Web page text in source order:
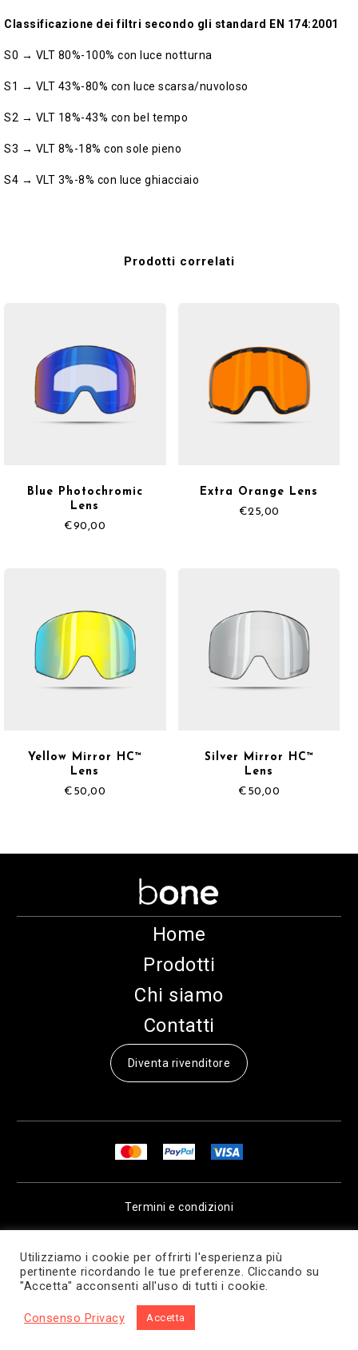
Classificazione dei filtri secondo gli standard EN 174:2001
S0 → VLT 80%-100% con luce notturna
S1 → VLT 43%-80% con luce scarsa/nuvoloso
S2 → VLT 18%-43% con bel tempo
S3 → VLT 8%-18% con sole pieno
S4 → VLT 3%-8% con luce ghiacciaio
Prodotti correlati
Blue Photochromic
Lens
€90,00
Extra Orange Lens
€25,00
Yellow Mirror HC™
Lens
€ 50,00
Silver Mirror HC™
Lens
€ 50,00
Home
Prodotti
Chi siamo
Contatti
Diventa rivenditore
Termini e condizioni
Utilizziamo i cookie per offrirti l'esperienza più
pertinente ricordando le tue preferenze. Cliccando su
"Accetta" acconsenti all'uso di tutti i cookie.
Consenso Privacy Accetta